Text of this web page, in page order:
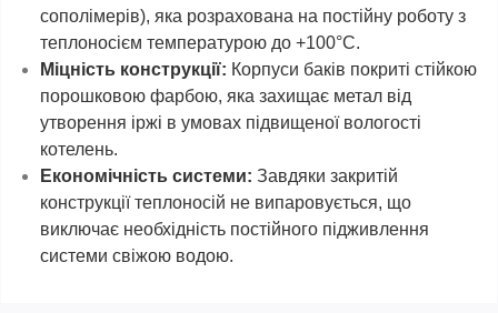
сополімерів), яка розрахована на постійну роботу з
теплоносієм температурою до +100°C.
Міцність конструкції: Корпуси баків покриті стійкою
порошковою фарбою, яка захищає метал від
утворення іржі в умовах підвищеної вологості
котелень.
Економічність системи: Завдяки закритій
конструкції теплоносій не випаровується, що
виключає необхідність постійного підживлення
системи свіжою водою.